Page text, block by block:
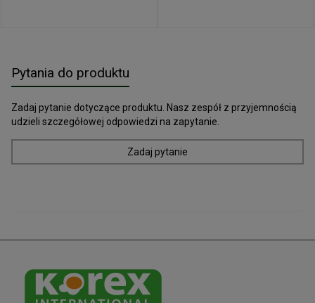
Pytania do produktu
Zadaj pytanie dotyczące produktu. Nasz zespół z przyjemnością
udzieli szczegółowej odpowiedzi na zapytanie.
Zadaj pytanie